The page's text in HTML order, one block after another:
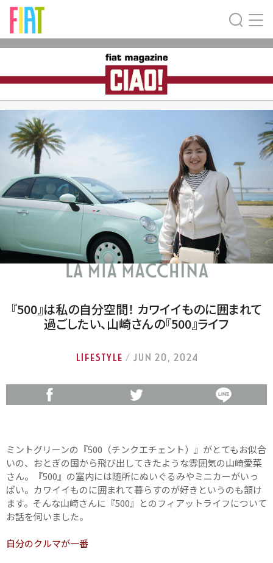
『500』は私の自分空間！ カワイイものに囲まれて
過ごしたい、山崎さんの『500』ライフ
LIFESTYLE / Jun 20, 2024
ミントグリーンの『500（チンクエチェント）』がとてもお似合
いの、おとぎの国から飛び出してきたような雰囲気の山崎愛菜
さん。『500』の室内には随所にぬいぐるみやミニカーがいっ
ぱい。カワイイものに囲まれて暮らすのが好きというのも頷け
ます。そんな山崎さんに『500』とのフィアットライフについて
お話を伺いました。
自分のクルマが一番